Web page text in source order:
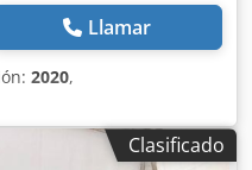
Llamar
2020,
Clasificado